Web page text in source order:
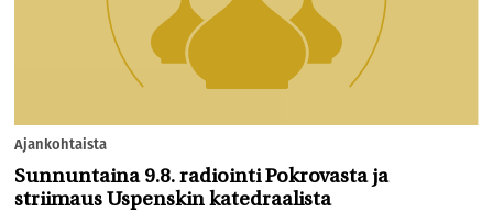
Ajankohtaista
Sunnuntaina 9.8. radiointi Pokrovasta ja
striimaus Uspenskin katedraalista